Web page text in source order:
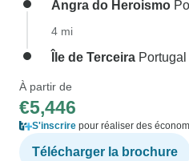
Angra do Heroismo
4 mi
Île de Terceira Portugal
À partir de
€5,446
S'inscrire pour réaliser des
Télécharger la brochure